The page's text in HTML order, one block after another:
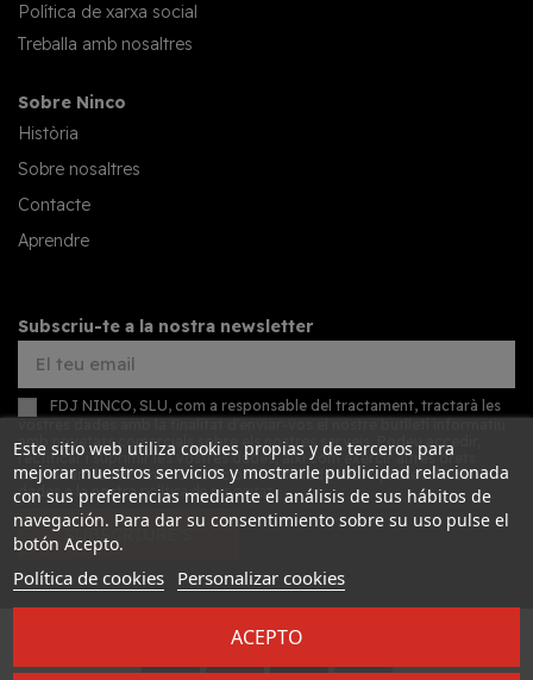
Política de xarxa social
Treballa amb nosaltres
Sobre Ninco
Història
Sobre nosaltres
Contacte
Aprendre
Subscriu-te a la nostra newsletter
FDJ NINCO, SLU, com a responsable del tractament, tractarà les
amb novetats comercials sobre els nostres serveis. Podeu accedir,
rectificar i suprimir les vostres dades, així com exercir altres drets
consultant la informació addicional detallada sobre protecció de
dades a la nostrapolítica de privacitat
SUBSCRIURE'S
Desarrollado por
Este sitio web utiliza cookies propias y de terceros para
mejorar nuestros servicios y mostrarle publicidad relacionada
con sus preferencias mediante el análisis de sus hábitos de
navegación. Para dar su consentimiento sobre su uso pulse el
botón Acepto.
Política de cookies Personalizar cookies
ACEPTO